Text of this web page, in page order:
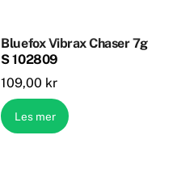
Bluefox Vibrax Chaser 7g
S 102809
109,00 kr
Les mer